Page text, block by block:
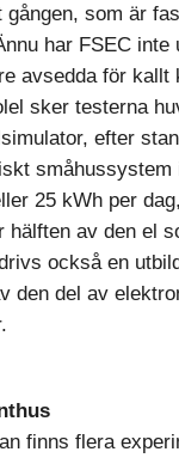
som är
har FSEC inte
avsedda för kallt
sker testerna
efter
småhussystem
25 kWh per
hälften av den el
också en
den del av
finns flera